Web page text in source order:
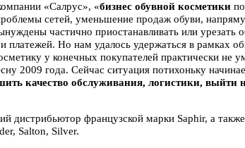
«Салрус», «бизнес обувной косметики
сетей, уменьшение продаж обуви,
частично приостанавливать или урезать
платежей. Но нам удалось удержаться в рамках
у конечных покупателей практически не
2009 года. Сейчас ситуация потихоньку
качество обслуживания, логистики, выйти
дистрибьютор французской марки Saphir, а также
Salton, Silver.